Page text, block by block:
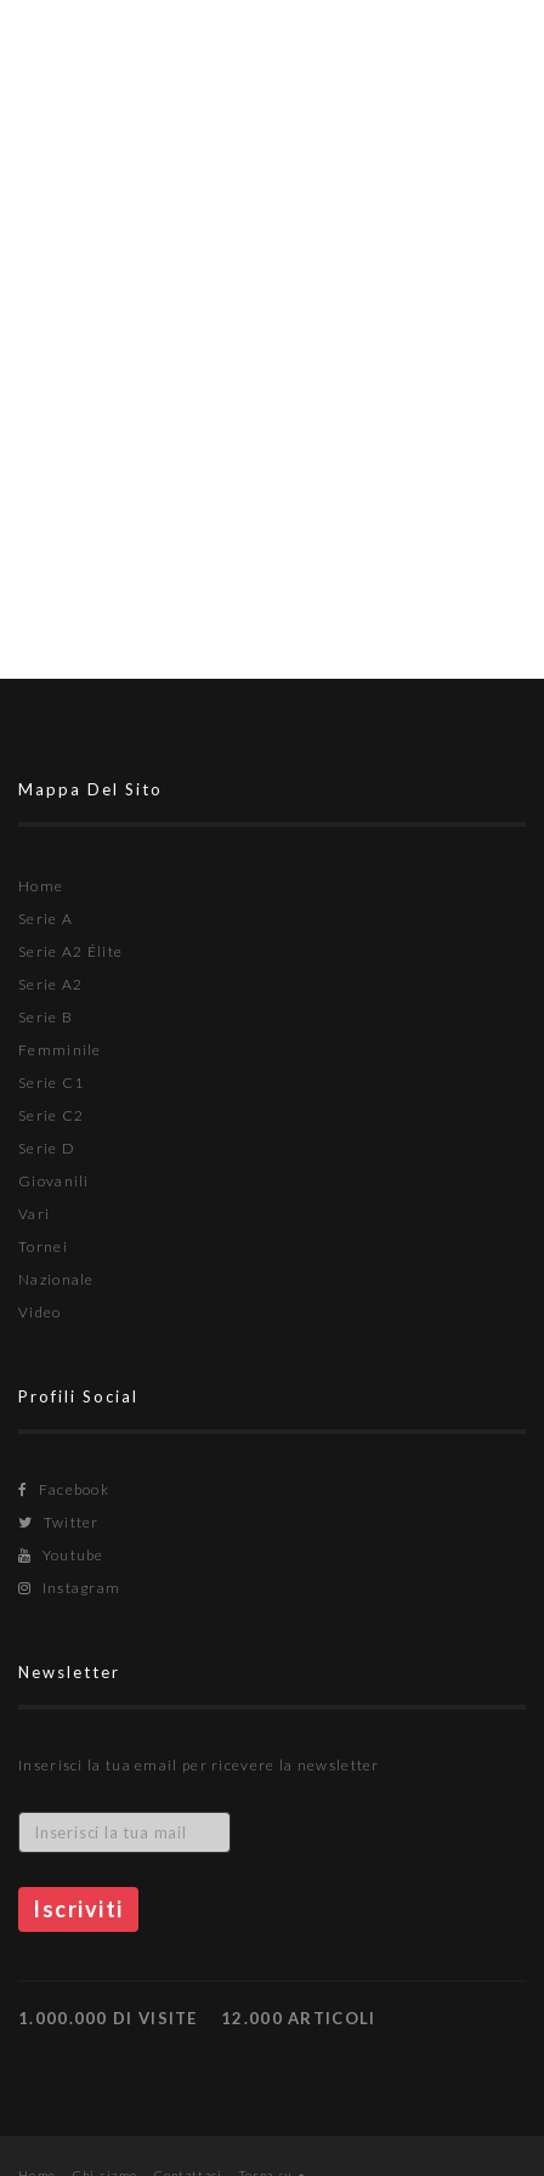
Mappa Del Sito
Home
Serie A
Serie A2 Élite
Serie A2
Serie B
Femminile
Serie C1
Serie C2
Serie D
Giovanili
Vari
Tornei
Nazionale
Video
Profili Social
Facebook
Twitter
Youtube
Instagram
Newsletter
Inserisci la tua email per ricevere la newsletter
1.000.000 DI VISITE 12.000 ARTICOLI